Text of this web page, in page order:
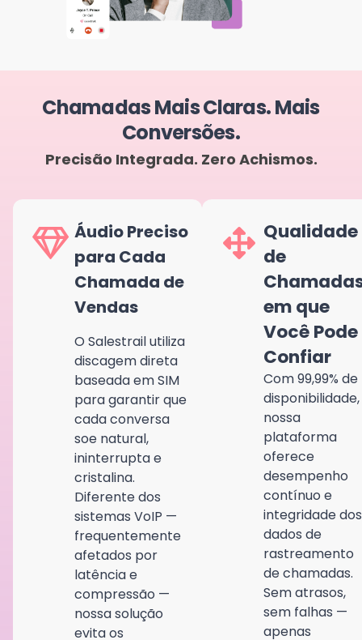
Chamadas Mais Claras. Mais
Conversões.
Precisão Integrada. Zero Achismos.
Áudio Preciso
para Cada
Chamada de
Vendas
O Salestrail utiliza
discagem direta
baseada em SIM
para garantir que
cada conversa
soe natural,
ininterrupta e
cristalina.
Diferente dos
sistemas VoIP —
frequentemente
afetados por
latência e
compressão —
nossa solução
evita os
Qualidade
de
em que
Você Pode
Confiar
Com 99,99% de
disponibilidade,
nossa
plataforma
oferece
desempenho
contínuo e
integridade dos
dados de
rastreamento
de chamadas.
Sem atrasos,
sem falhas —
apenas